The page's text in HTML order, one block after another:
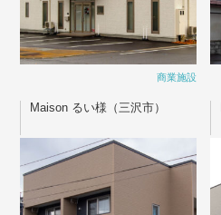
商業施設
Maison るい様（三沢市）